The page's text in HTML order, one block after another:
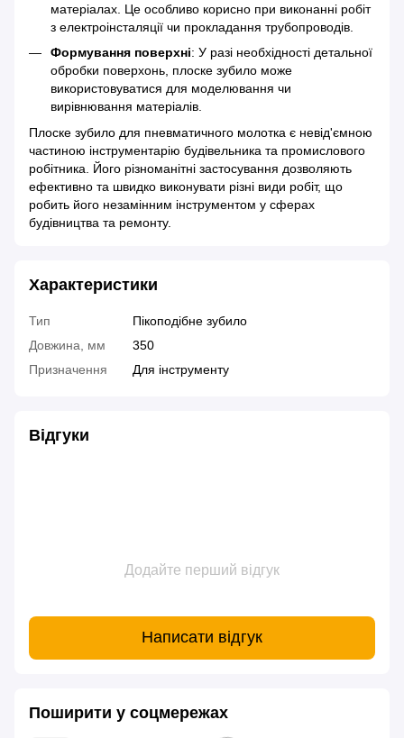
матеріалах. Це особливо корисно при виконанні робіт
з електроінсталяції чи прокладання трубопроводів.
Формування поверхні: У разі необхідності детальної
обробки поверхонь, плоске зубило може
використовуватися для моделювання чи
вирівнювання матеріалів.
Плоске зубило для пневматичного молотка є невід'ємною
частиною інструментарію будівельника та промислового
робітника. Його різноманітні застосування дозволяють
ефективно та швидко виконувати різні види робіт, що
робить його незамінним інструментом у сферах
будівництва та ремонту.
Характеристики
Тип
Пікоподібне зубило
Довжина, мм
350
Призначення
Для інструменту
Відгуки
Додайте перший відгук
Написати відгук
Поширити у соцмережах